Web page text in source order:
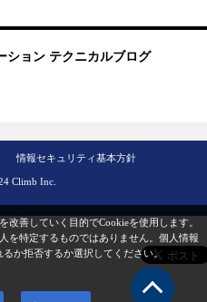
ション テクニカルブログ
情報セキュリティ基本方針
Climb Inc.
改善していく目的でCookieを使用します。
を特定するものではありません。 個人情報
るか拒否するか選択してください。